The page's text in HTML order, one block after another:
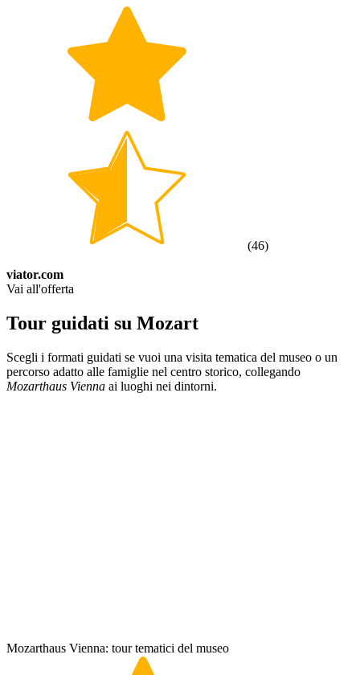
(46)
viator.com
Vai all'offerta
Tour guidati su Mozart
Scegli i formati guidati se vuoi una visita tematica del museo o un
percorso adatto alle famiglie nel centro storico, collegando
Mozarthaus Vienna ai luoghi nei dintorni.
Mozarthaus Vienna: tour tematici del museo